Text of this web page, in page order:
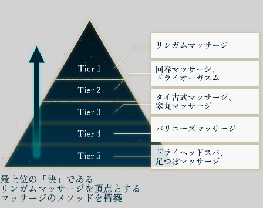
最上位の「快」である
リンガムマッサージを頂点とする
マッサージのメソッドを構築